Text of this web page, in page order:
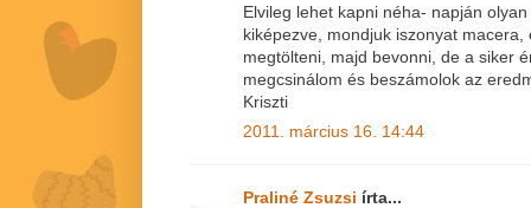
Elvileg lehet kapni néha- napján
kiképezve, mondjuk iszonyat
megtölteni, majd bevonni, de a siker
megcsinálom és beszámolok az
Kriszti
2011. március 16. 14:44
Praliné Zsuzsi írta...